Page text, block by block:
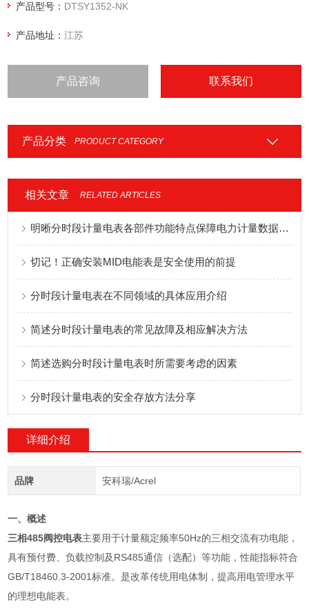
产品型号： DTSY1352-NK
产品地址：江苏
产品咨询 联系我们
产品分类 PRODUCT CATEGORY
相关文章 RELATED ARTICLES
明晰分时段计量电表各部件功能特点保障电力计量数据准确合规
切记！正确安装MID电能表是安全使用的前提
分时段计量电表在不同领域的具体应用介绍
简述分时段计量电表的常见故障及相应解决方法
简述选购分时段计量电表时所需要考虑的因素
分时段计量电表的安全存放方法分享
详细介绍
品牌 安科瑞/Acrel
一、概述
三相485阀控电表主要用于计量额定频率50Hz的三相交流有功电能，
具有预付费、负载控制及RS485通信（选配）等功能，性能指标符合
GB/T18460.3-2001标准。是改革传统用电体制，提高用电管理水平
的理想电能表。